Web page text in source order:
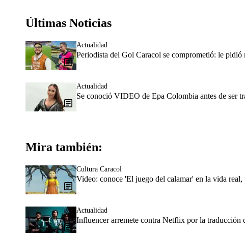
Últimas Noticias
Actualidad
Periodista del Gol Caracol se comprometió: le pidió
Actualidad
Se conoció VIDEO de Epa Colombia antes de ser
Mira también:
Cultura Caracol
Video: conoce 'El juego del calamar' en la vida
Actualidad
Influencer arremete contra Netflix por la traducción